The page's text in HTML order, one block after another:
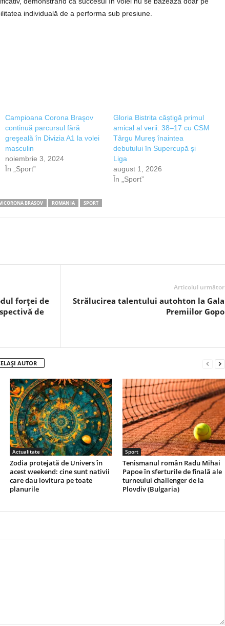
individuală de a performa sub presiune.
Campioana Corona Braşov
continuă parcursul fără
greşeală în Divizia A1 la volei
masculin
noiembrie 3, 2024
În „Sport”
Gloria Bistrița câștigă primul
amical al verii: 38–17 cu CSM
Târgu Mureș înaintea
debutului în Supercupă și
Liga
august 1, 2026
În „Sport”
CORONA BRASOV ROMAN IA SPORT
forței de
de
Articolul următor
Strălucirea talentului autohton la Gala
Premiilor Gopo
AUTOR
Actualitate
Zodia protejată de Univers în
acest weekend: cine sunt nativii
care dau lovitura pe toate
planurile
Sport
Tenismanul român Radu Mihai
Papoe în sferturile de finală ale
turneului challenger de la
Plovdiv (Bulgaria)